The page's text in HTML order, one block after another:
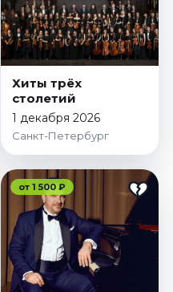
Хиты трёх
столетий
1 декабря 2026
Санкт-Петербург
от 1 500 ₽